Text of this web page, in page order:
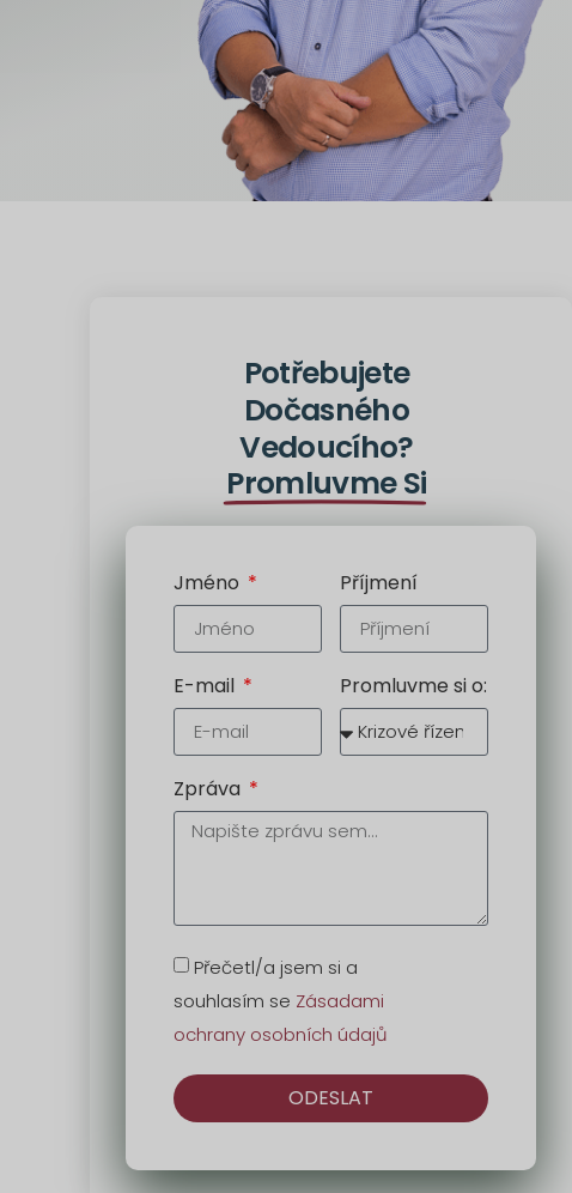
Potřebujete
Dočasného
Vedoucího?
Promluvme Si
Jméno Příjmení
E-mail Promluvme si o:
Zpráva
Přečetl/a jsem si a
souhlasím se Zásadami
ochrany osobních údajů
ODESLAT